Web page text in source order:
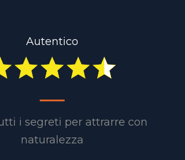
Autentico
i segreti per attrarre con
naturalezza